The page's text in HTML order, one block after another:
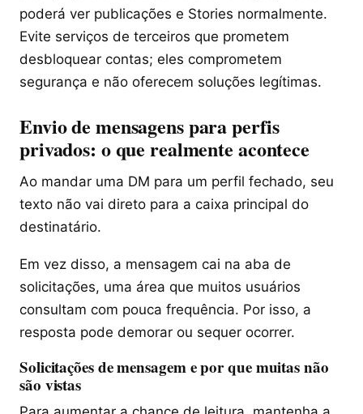
poderá ver publicações e Stories normalmente.
Evite serviços de terceiros que prometem
desbloquear contas; eles comprometem
segurança e não oferecem soluções legítimas.
Envio de mensagens para perfis
privados: o que realmente acontece
Ao mandar uma DM para um perfil fechado, seu
texto não vai direto para a caixa principal do
destinatário.
Em vez disso, a mensagem cai na aba de
solicitações, uma área que muitos usuários
consultam com pouca frequência. Por isso, a
resposta pode demorar ou sequer ocorrer.
Solicitações de mensagem e por que muitas não
são vistas